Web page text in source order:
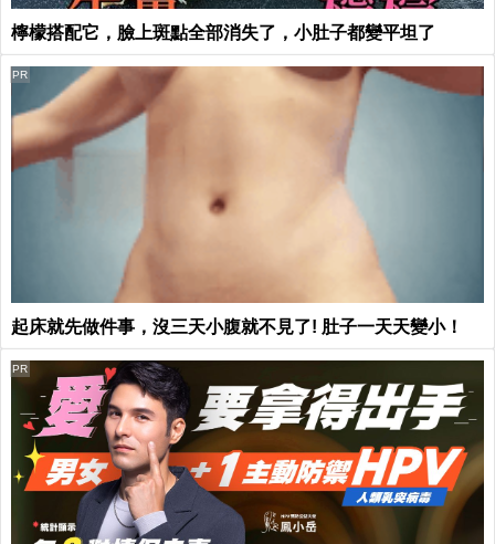
檸檬搭配它，臉上斑點全部消失了，小肚子都變平坦了
起床就先做件事，沒三天小腹就不見了! 肚子一天天變小！
PR
PR